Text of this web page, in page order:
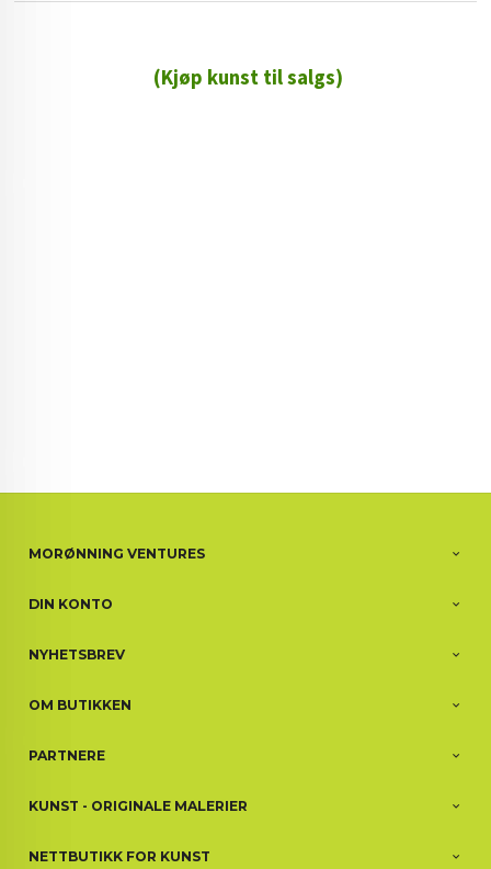
(Kjøp kunst til salgs)
MORØNNING VENTURES
DIN KONTO
NYHETSBREV
OM BUTIKKEN
PARTNERE
KUNST - ORIGINALE MALERIER
NETTBUTIKK FOR KUNST